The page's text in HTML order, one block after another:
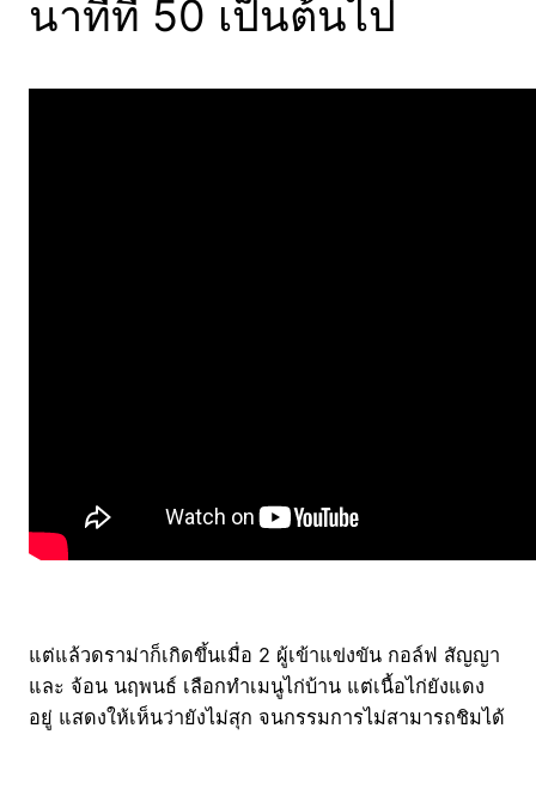
นาทีที่ 50 เป็นต้นไป
แต่แล้วดราม่าก็เกิดขึ้นเมื่อ 2 ผู้เข้าแข่งขัน กอล์ฟ สัญญา
และ จ้อน นฤพนธ์ เลือกทำเมนูไก่บ้าน แต่เนื้อไก่ยังแดง
อยู่ แสดงให้เห็นว่ายังไม่สุก จนกรรมการไม่สามารถชิมได้